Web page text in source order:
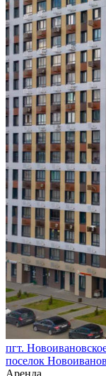
пгт.
поселок